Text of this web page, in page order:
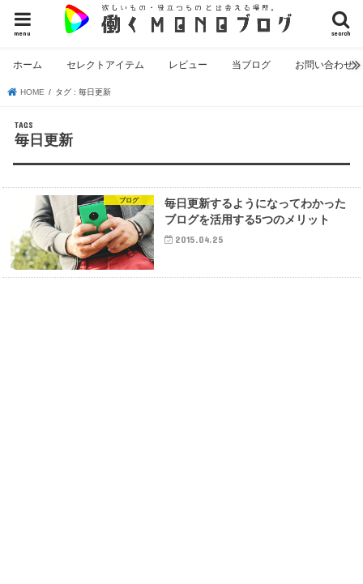
search
menu
ホーム セレクトアイテム レビュー 当ブログ お問い合わせ
HOME タグ : 毎日更新
毎日更新
ブログ
毎日更新するようになってわかった
ブログを活用する5つのメリット
2015.04.25